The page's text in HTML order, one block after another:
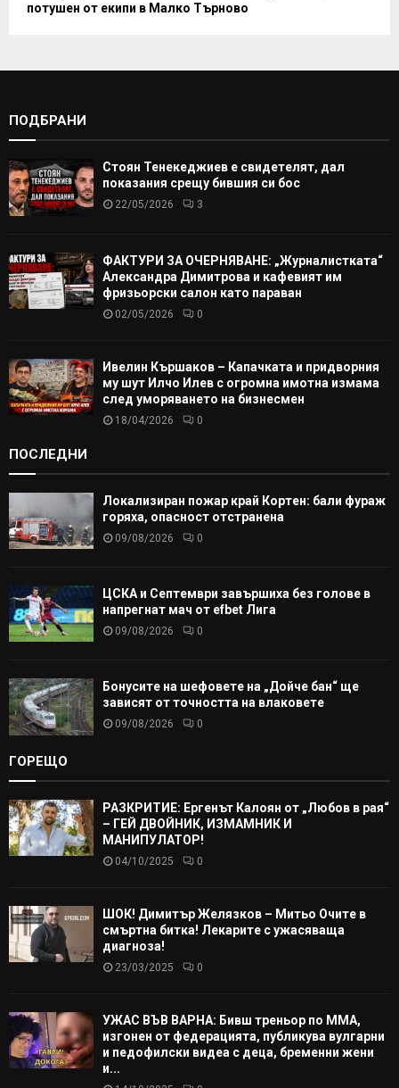
потушен от екипи в Малко Търново
ПОДБРАНИ
Стоян Тенекеджиев е свидетелят, дал
показания срещу бившия си бос
22/05/2026 3
ФАКТУРИ ЗА ОЧЕРНЯВАНЕ: „Журналистката“
Александра Димитрова и кафевият им
фризьорски салон като параван
02/05/2026 0
Ивелин Кършаков – Капачката и придворния
му шут Илчо Илев с огромна имотна измама
след уморяването на бизнесмен
18/04/2026 0
ПОСЛЕДНИ
Локализиран пожар край Кортен: бали фураж
горяха, опасност отстранена
09/08/2026 0
ЦСКА и Септември завършиха без голове в
напрегнат мач от efbet Лига
09/08/2026 0
Бонусите на шефовете на „Дойче бан“ ще
зависят от точността на влаковете
09/08/2026 0
ГОРЕЩО
РАЗКРИТИЕ: Ергенът Калоян от „Любов в рая“
– ГЕЙ ДВОЙНИК, ИЗМАМНИК И
МАНИПУЛАТОР!
04/10/2025 0
ШОК! Димитър Желязков – Митьо Очите в
смъртна битка! Лекарите с ужасяваща
диагноза!
23/03/2025 0
УЖАС ВЪВ ВАРНА: Бивш треньор по ММА,
изгонен от федерацията, публикува вулгарни
и педофилски видеа с деца, бременни жени
и...